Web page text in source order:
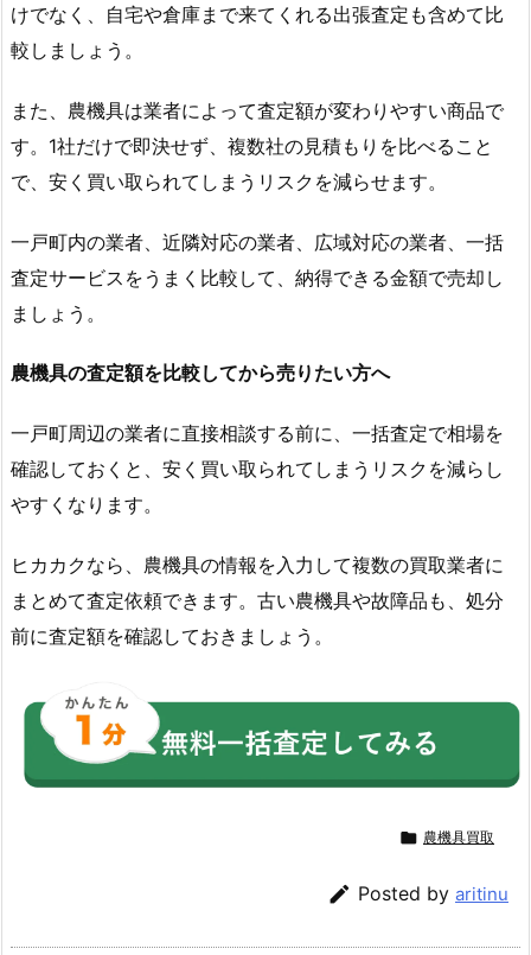
けでなく、自宅や倉庫まで来てくれる出張査定も含めて比
較しましょう。
また、農機具は業者によって査定額が変わりやすい商品で
す。1社だけで即決せず、複数社の見積もりを比べること
で、安く買い取られてしまうリスクを減らせます。
一戸町内の業者、近隣対応の業者、広域対応の業者、一括
査定サービスをうまく比較して、納得できる金額で売却し
ましょう。
農機具の査定額を比較してから売りたい方へ
一戸町周辺の業者に直接相談する前に、一括査定で相場を
確認しておくと、安く買い取られてしまうリスクを減らし
やすくなります。
ヒカカクなら、農機具の情報を入力して複数の買取業者に
まとめて査定依頼できます。古い農機具や故障品も、処分
前に査定額を確認しておきましょう。
 農機具買取
 Posted by aritinu